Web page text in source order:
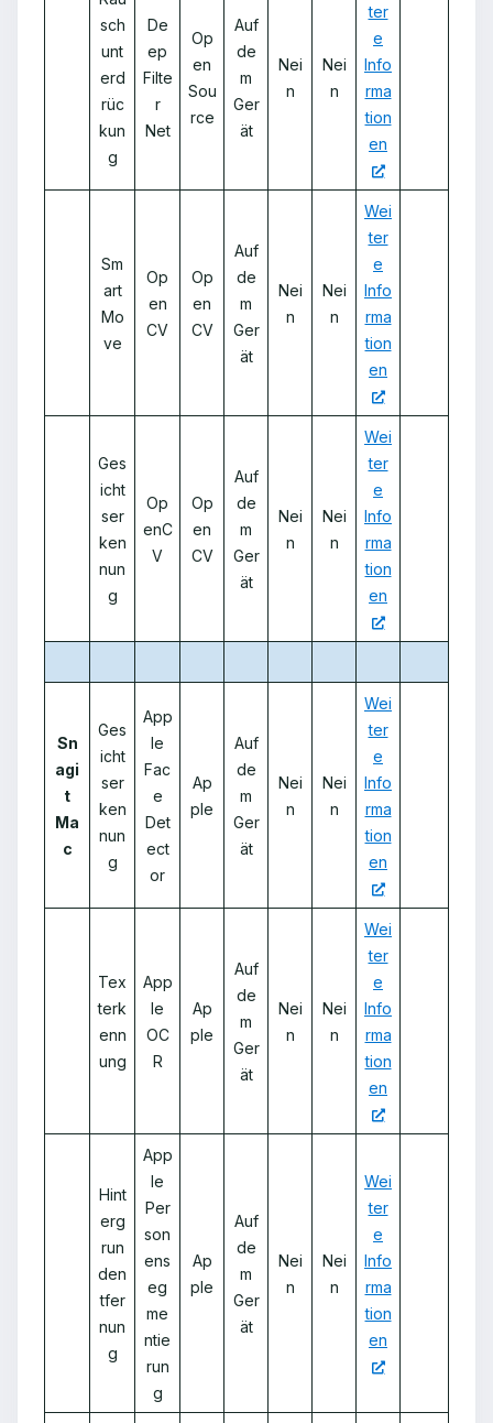
sch
unt
erd
rüc
kun
g
De
ep
Filte
r
Net
Op
en
Sou
rce
Auf
de
m
Ger
ät
Nei
n
Nei
n
ter
e
Info
rma
tion
en
Sm
art
Mo
ve
Op
en
CV
Op
en
CV
Auf
de
m
Ger
ät
Nei
n
Nei
n
Wei
ter
e
Info
rma
tion
en
Ges
icht
ser
ken
nun
g
Op
enC
V
Op
en
CV
Auf
de
m
Ger
ät
Nei
n
Nei
n
Wei
ter
e
Info
rma
tion
en
Sn
agi
t
Ma
c
Ges
icht
ser
ken
nun
g
App
le
Fac
e
Det
ect
or
Ap
ple
Auf
de
m
Ger
ät
Nei
n
Nei
n
Wei
ter
e
Info
rma
tion
en
Tex
terk
enn
ung
App
le
OC
R
Ap
ple
Auf
de
m
Ger
ät
Nei
n
Nei
n
Wei
ter
e
Info
rma
tion
en
Hint
erg
run
den
tfer
nun
g
App
le
Per
son
ens
eg
me
ntie
run
g
Ap
ple
Auf
de
m
Ger
ät
Nei
n
Nei
n
Wei
ter
e
Info
rma
tion
en